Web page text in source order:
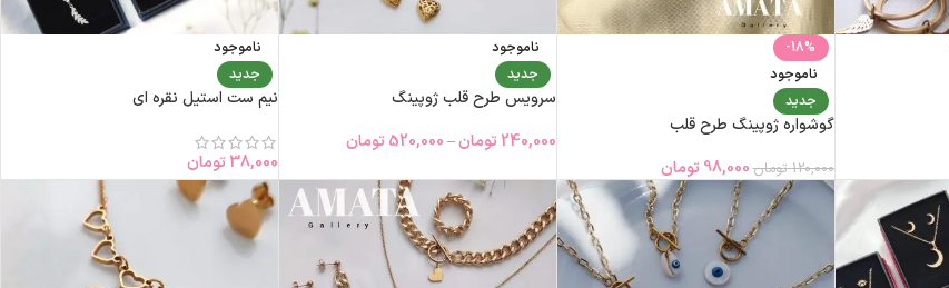
-18%
ناموجود
جدید
گوشواره ژوپینگ طرح قلب
120,000 تومان98,000 تومان
ناموجود
جدید
سرویس طرح قلب ژوپینگ
240,000 تومان–
520,000 تومان
ناموجود
جدید
نیم ست استیل نقره ای
38,000 تومان